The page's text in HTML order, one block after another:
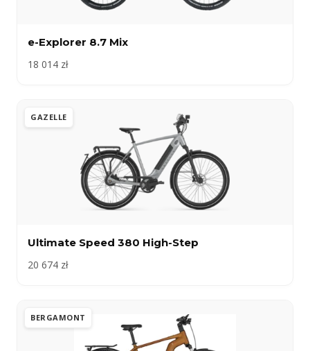
e-Explorer 8.7 Mix
18 014 zł
GAZELLE
Ultimate Speed 380 High-Step
20 674 zł
BERGAMONT